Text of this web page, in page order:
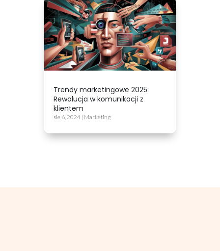
Trendy marketingowe 2025:
Rewolucja w komunikacji z
klientem
sie 6, 2024 | Marketing